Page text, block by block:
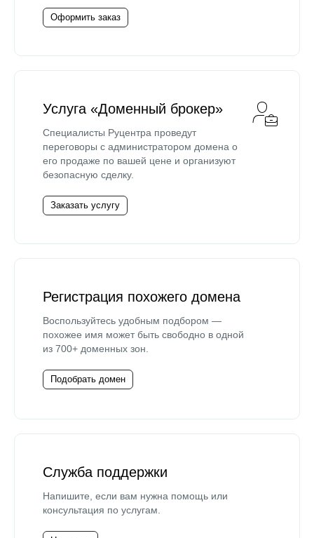
Оформить заказ
Услуга «Доменный брокер»
Специалисты Руцентра проведут
переговоры с администратором домена о
его продаже по вашей цене и организуют
безопасную сделку.
Заказать услугу
Регистрация похожего домена
Воспользуйтесь удобным подбором —
похожее имя может быть свободно в одной
из 700+ доменных зон.
Подобрать домен
Служба поддержки
Напишите, если вам нужна помощь или
консультация по услугам.